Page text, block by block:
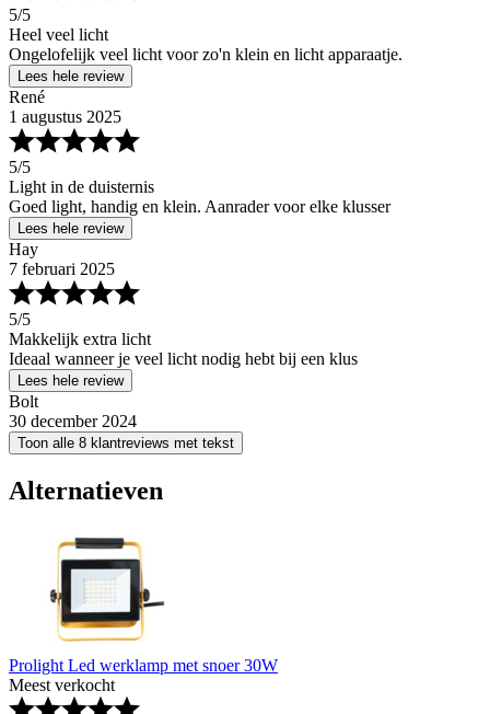
5/5
Heel veel licht
Ongelofelijk veel licht voor zo'n klein en licht apparaatje.
Lees hele review
René
1 augustus 2025
5/5
Light in de duisternis
Goed light, handig en klein. Aanrader voor elke klusser
Lees hele review
Hay
7 februari 2025
5/5
Makkelijk extra licht
Ideaal wanneer je veel licht nodig hebt bij een klus
Lees hele review
Bolt
30 december 2024
Toon alle 8 klantreviews met tekst
Alternatieven
Prolight Led werklamp met snoer 30W
Meest verkocht